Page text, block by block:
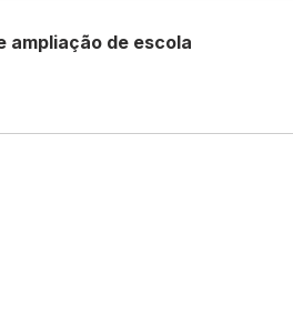
Políticas Públicas
ampliação de escola